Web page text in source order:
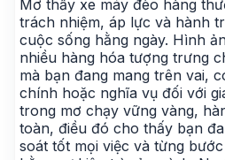
Mơ thấy xe máy đèo hàng
trách nhiệm, áp lực và hành
cuộc sống hằng ngày. Hình
nhiều hàng hóa tượng trưng
mà bạn đang mang trên vai,
chính hoặc nghĩa vụ đối với
trong mơ chạy vững vàng,
toàn, điều đó cho thấy bạn
soát tốt mọi việc và từng